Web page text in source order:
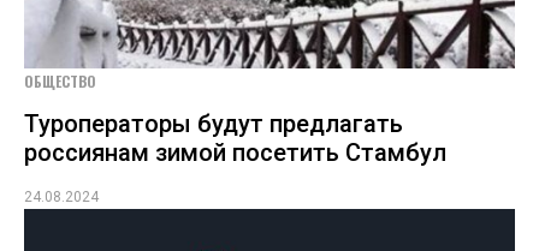
ОБЩЕСТВО
Туроператоры будут предлагать
россиянам зимой посетить Стамбул
24.08.2024